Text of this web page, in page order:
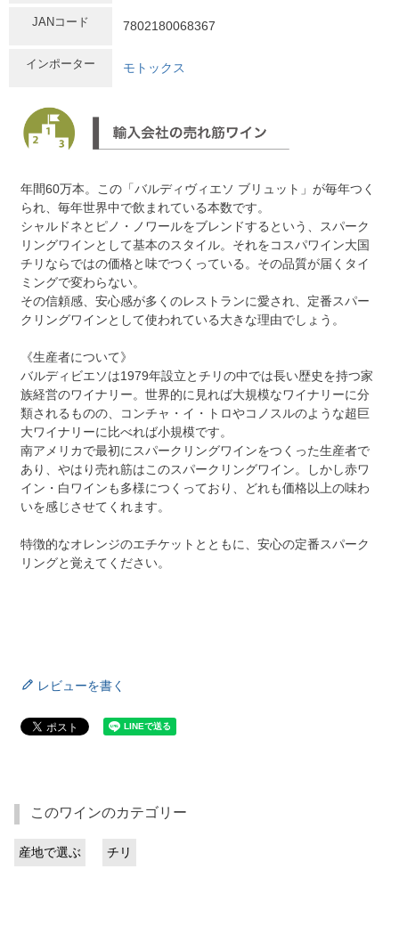
JANコード 7802180068367
インポーター モトックス
年間60万本。この「バルディヴィエソ ブリュット」が毎年つく
られ、毎年世界中で飲まれている本数です。
シャルドネとピノ・ノワールをブレンドするという、スパーク
リングワインとして基本のスタイル。それをコスパワイン大国
チリならではの価格と味でつくっている。その品質が届くタイ
ミングで変わらない。
その信頼感、安心感が多くのレストランに愛され、定番スパー
クリングワインとして使われている大きな理由でしょう。
《生産者について》
バルディビエソは1979年設立とチリの中では長い歴史を持つ家
族経営のワイナリー。世界的に見れば大規模なワイナリーに分
類されるものの、コンチャ・イ・トロやコノスルのような超巨
大ワイナリーに比べれば小規模です。
南アメリカで最初にスパークリングワインをつくった生産者で
あり、やはり売れ筋はこのスパークリングワイン。しかし赤ワ
イン・白ワインも多様につくっており、どれも価格以上の味わ
いを感じさせてくれます。
特徴的なオレンジのエチケットとともに、安心の定番スパーク
リングと覚えてください。
レビューを書く
このワインのカテゴリー
産地で選ぶ チリ